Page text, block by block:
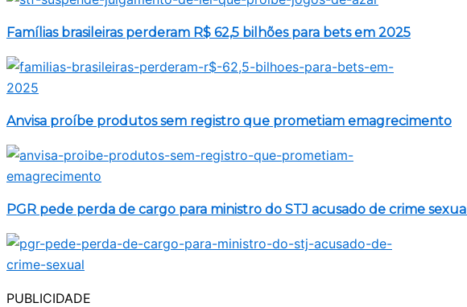
Famílias brasileiras perderam R$ 62,5 bilhões para bets em 2025
Anvisa proíbe produtos sem registro que prometiam emagrecimento
PGR pede perda de cargo para ministro do STJ acusado de crime sexual
PUBLICIDADE